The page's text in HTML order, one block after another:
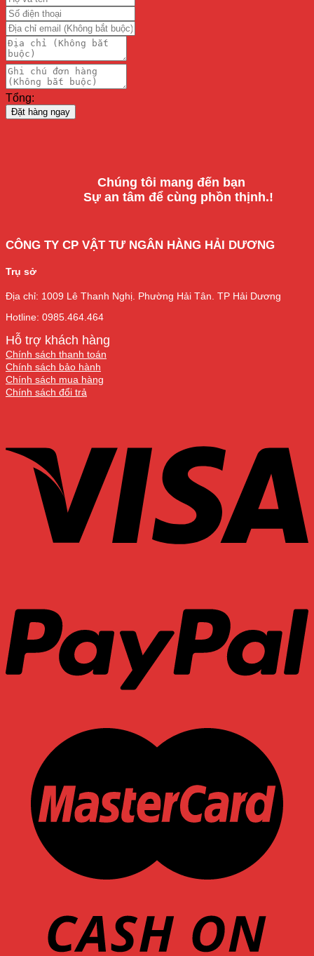
Tổng:
Đặt hàng ngay
Chúng tôi mang đến bạn
Sự an tâm để cùng phồn thịnh.!
CÔNG TY CP VẬT TƯ NGÂN HÀNG HẢI DƯƠNG
Trụ sở
Địa chỉ: 1009 Lê Thanh Nghị. Phường Hải Tân. TP Hải Dương
Hotline: 0985.464.464
Hỗ trợ khách hàng
Chính sách thanh toán
Chính sách bảo hành
Chính sách mua hàng
Chính sách đổi trả